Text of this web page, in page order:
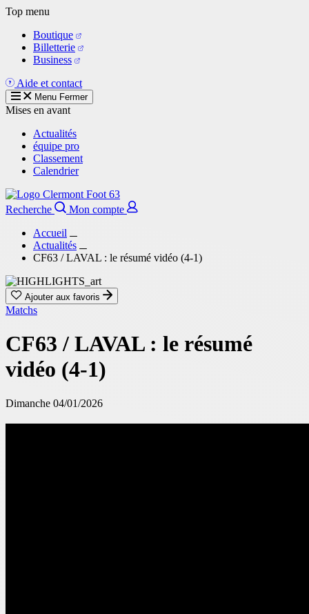
Aller
contenu
principal
Top menu
Boutique
Billetterie
Business
Aide et contact
Menu Fermer
Mises en avant
Actualités
équipe pro
Classement
Calendrier
Recherche
Mon compte
Accueil
Actualités
CF63 / LAVAL : le résumé vidéo (4-1)
Ajouter aux favoris
Matchs
CF63 / LAVAL : le résumé
vidéo (4-1)
Dimanche 04/01/2026